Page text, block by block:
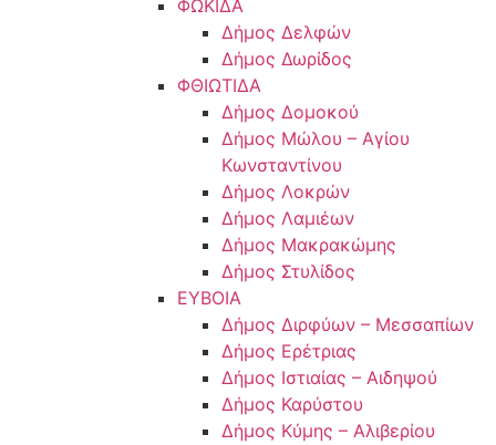
ΦΩΚΙΔΑ
Δήμος Δελφών
Δήμος Δωρίδος
ΦΘΙΩΤΙΔΑ
Δήμος Δομοκού
Δήμος Μώλου – Αγίου
Κωνσταντίνου
Δήμος Λοκρών
Δήμος Λαμιέων
Δήμος Μακρακώμης
Δήμος Στυλίδος
ΕΥΒΟΙΑ
Δήμος Διρφύων – Μεσσαπίων
Δήμος Ερέτριας
Δήμος Ιστιαίας – Αιδηψού
Δήμος Καρύστου
Δήμος Κύμης – Αλιβερίου